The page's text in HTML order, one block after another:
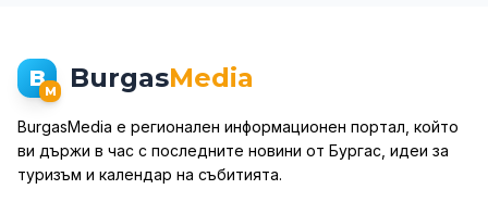
BM BurgasMedia
BurgasMedia е регионален информационен портал, който
ви държи в час с последните новини от Бургас, идеи за
туризъм и календар на събитията.